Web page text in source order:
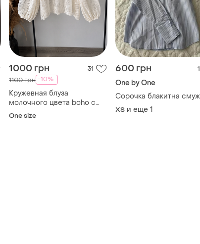
1000 грн 31
1100 грн -10%
Кружевная блуза
молочного цвета boho с
объемными рукавами
One size
600 грн 1
One by One
Сорочка блакитна
ХS и еще 1